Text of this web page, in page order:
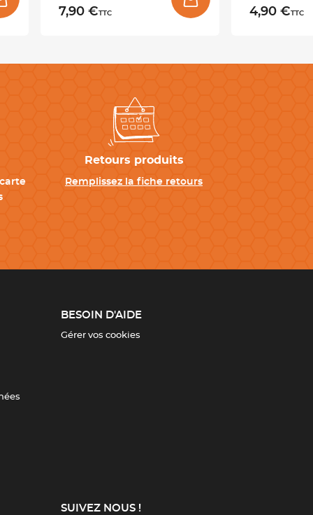
7,90 €TTC 4,90 €TTC
Retours produits
Remplissez la fiche retours
BESOIN D'AIDE
Gérer vos cookies
SUIVEZ NOUS !